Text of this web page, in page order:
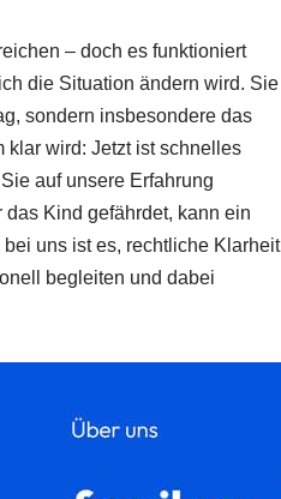
– doch es funktioniert
die Situation ändern wird. Sie
sondern insbesondere das
klar wird: Jetzt ist schnelles
auf unsere Erfahrung
Kind gefährdet, kann ein
uns ist es, rechtliche Klarheit
begleiten und dabei